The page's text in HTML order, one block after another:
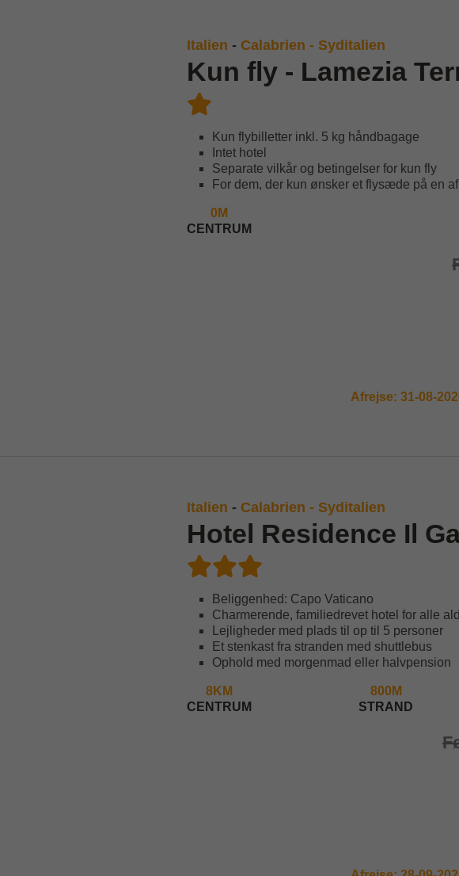
Italien - Calabrien - Syditalien
Kun fly - Lamezia
Kun flybilletter inkl. 5 kg håndbagage
Intet hotel
Separate vilkår og betingelser for kun fly
For dem, der kun ønsker et flysæde på en
0M
CENTRUM
Afrejse: 31-08-
Italien - Calabrien - Syditalien
Hotel Residence Il
Beliggenhed: Capo Vaticano
Charmerende, familiedrevet hotel for alle
Lejligheder med plads til op til 5 personer
Et stenkast fra stranden med shuttlebus
Ophold med morgenmad eller halvpension
8KM
CENTRUM
800M
STRAND